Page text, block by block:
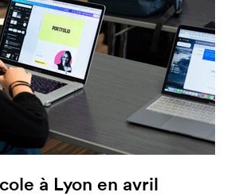
à Lyon en avril